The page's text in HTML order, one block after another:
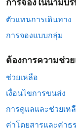
การจองในนามบ
ตัวแทนการเดินทาง
การจองแบบกลุ่ม
ต้องการความช่ว
ช่วยเหลือ
เงื่อนไขการขนส่ง
การดูแลและช่วยเห
ค่าโดยสารและค่าธ